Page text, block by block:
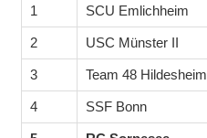
1 SCU Emlichheim
2 USC Münster II
3 Team 48 Hildesheim
4 SSF Bonn